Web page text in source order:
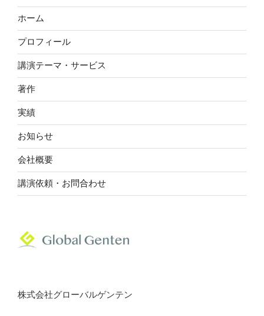
た
な
い
由
と、
売
れ
い
商
品
を
人
材
え
ホーム
プロフィール
講演テーマ・サービス
著作
実績
お知らせ
会社概要
講演依頼・お問合わせ
株式会社グローバルゲンテン